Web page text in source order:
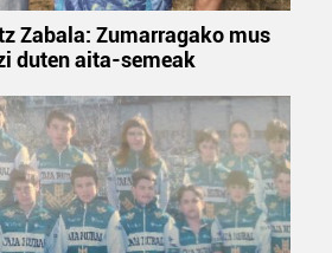
Zabala: Zumarragako mus
duten aita-semeak